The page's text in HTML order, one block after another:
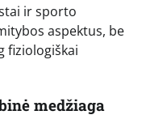
ir sporto
aspektus, be
fiziologiškai
medžiaga